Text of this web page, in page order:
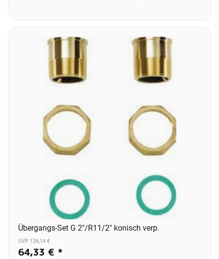
Übergangs-Set G 2"/R11/2" konisch verp.
UVP 126,14 €
64,33 € *